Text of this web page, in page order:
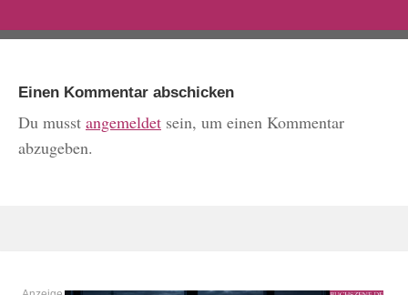
Einen Kommentar abschicken
Du musst angemeldet sein, um einen Kommentar
abzugeben.